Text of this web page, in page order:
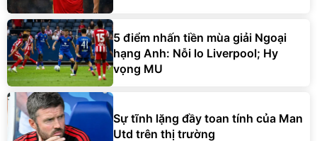
5 điểm nhấn tiền mùa giải Ngoại
hạng Anh: Nỗi lo Liverpool; Hy
vọng MU
Sự tĩnh lặng đầy toan tính của Man
Utd trên thị trường